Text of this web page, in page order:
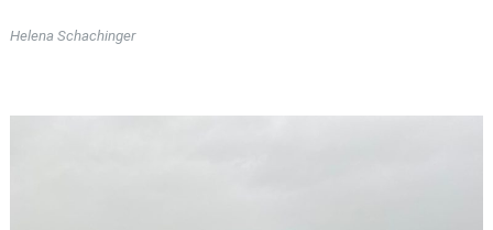
Helena Schachinger